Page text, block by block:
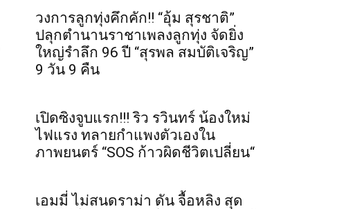
วงการลูกทุ่งคึกคัก!! “อุ้ม สุรชาติ”
ปลุกตำนานราชาเพลงลูกทุ่ง จัดยิ่ง
ใหญ่รำลึก 96 ปี “สุรพล สมบัติเจริญ”
9 วัน 9 คืน
เปิดซิงจูบแรก!!! ริว รวินทร์ น้องใหม่
ไฟแรง ทลายกำแพงตัวเองใน
ภาพยนตร์ “SOS ก้าวผิดชีวิตเปลี่ยน“
เอมมี่ ไม่สนดราม่า ดัน จื้อหลิง สุด